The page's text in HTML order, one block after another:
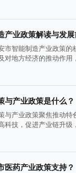
产业政策解读与发
市智能制造产业政策
对地方经济的推动作用
与产业政策是什么？
与产业政策聚焦推动
科技，促进产业链升级
医药产业政策支持？